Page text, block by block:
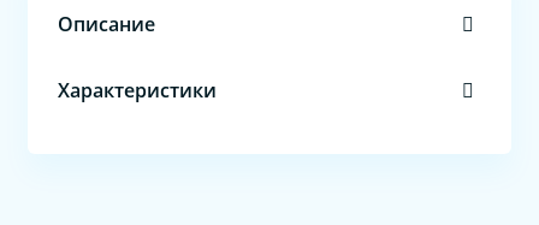
Описание
Характеристики